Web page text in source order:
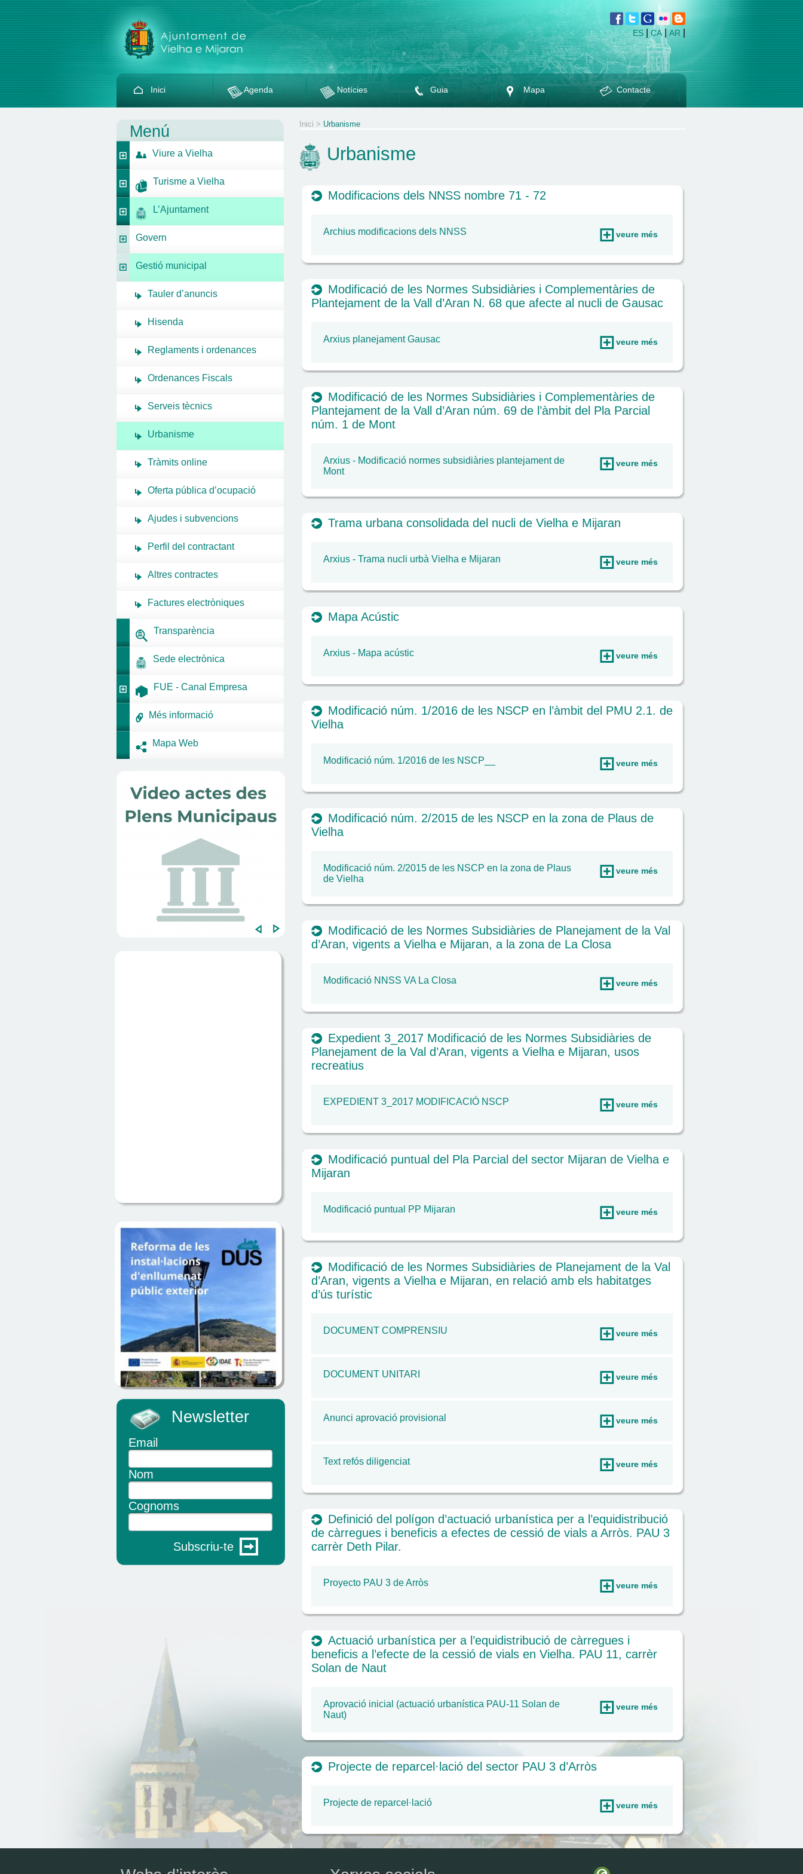
ES CA | AR
Inici Agenda Notícies Guia Mapa Contacte
Menú
Viure a Vielha
Turisme a Vielha
L’Ajuntament
Govern
Gestió municipal
Tauler d’anuncis
Hisenda
Reglaments i ordenances
Ordenances Fiscals
Serveis tècnics
Urbanisme
Tràmits online
Oferta pública d’ocupació
Ajudes i subvencions
Perfil del contractant
Altres contractes
Factures electròniques
Transparència
Sede electrònica
FUE - Canal Empresa
Més informació
Mapa Web
Newsletter
Email
Nom
Cognoms
Subscriu-te
Inici > Urbanisme
Urbanisme
Modificacions dels NNSS nombre 71 - 72
Archius modificacions dels NNSS veure més
Modificació de les Normes Subsidiàries i Complementàries de
Plantejament de la Vall d’Aran N. 68 que afecte al nucli de Gausac
Arxius planejament Gausac veure més
Modificació de les Normes Subsidiàries i Complementàries de
Plantejament de la Vall d’Aran núm. 69 de l’àmbit del Pla Parcial
núm. 1 de Mont
Arxius - Modificació normes subsidiàries plantejament de
Mont
veure més
Trama urbana consolidada del nucli de Vielha e Mijaran
Arxius - Trama nucli urbà Vielha e Mijaran veure més
Mapa Acústic
Arxius - Mapa acústic veure més
Modificació núm. 1/2016 de les NSCP en l’àmbit del PMU 2.1. de
Vielha
Modificació núm. 1/2016 de les NSCP__ veure més
Modificació núm. 2/2015 de les NSCP en la zona de Plaus de
Vielha
Modificació núm. 2/2015 de les NSCP en la zona de Plaus
de Vielha
veure més
Modificació de les Normes Subsidiàries de Planejament de la Val
d’Aran, vigents a Vielha e Mijaran, a la zona de La Closa
Modificació NNSS VA La Closa veure més
Expedient 3_2017 Modificació de les Normes Subsidiàries de
Planejament de la Val d’Aran, vigents a Vielha e Mijaran, usos
recreatius
EXPEDIENT 3_2017 MODIFICACIÓ NSCP veure més
Modificació puntual del Pla Parcial del sector Mijaran de Vielha e
Mijaran
Modificació puntual PP Mijaran veure més
Modificació de les Normes Subsidiàries de Planejament de la Val
d’Aran, vigents a Vielha e Mijaran, en relació amb els habitatges
d’ús turístic
DOCUMENT COMPRENSIU veure més
DOCUMENT UNITARI veure més
Anunci aprovació provisional veure més
Text refós diligenciat veure més
Definició del polígon d’actuació urbanística per a l’equidistribució
de càrregues i beneficis a efectes de cessió de vials a Arròs. PAU 3
carrèr Deth Pilar.
Proyecto PAU 3 de Arròs veure més
Actuació urbanística per a l’equidistribució de càrregues i
beneficis a l’efecte de la cessió de vials en Vielha. PAU 11, carrèr
Solan de Naut
Aprovació inicial (actuació urbanística PAU-11 Solan de
Naut)
veure més
Projecte de reparcel·lació del sector PAU 3 d’Arròs
Projecte de reparcel·lació veure més